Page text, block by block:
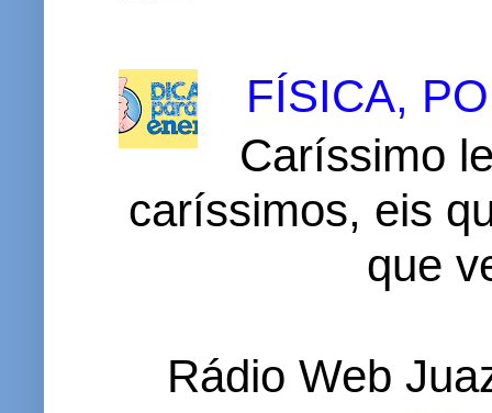
FÍSICA,
Caríssimo
caríssimos, eis
que
Rádio Web